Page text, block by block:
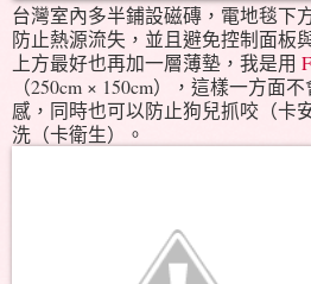
台灣室內多半鋪設磁磚，電地毯下
防止熱源流失，並且避免控制面板
上方最好也再加一層薄墊，我是用
（250cm × 150cm），這樣一方面
感，同時也可以防止狗兒抓咬（卡
洗（卡衛生）。